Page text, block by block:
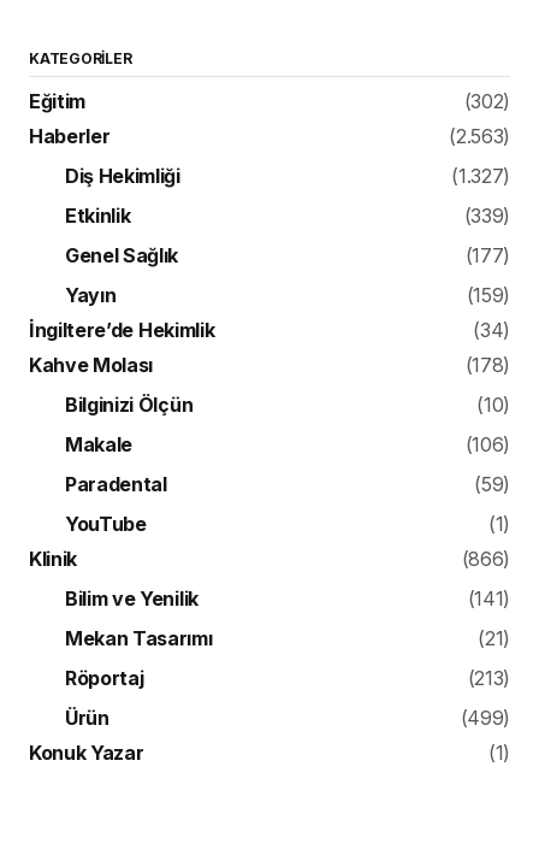
KATEGORILER
Eğitim
(302)
Haberler
(2.563)
Diş Hekimliği
(1.327)
Etkinlik
(339)
Genel Sağlık
(177)
Yayın
(159)
İngiltere’de Hekimlik
(34)
Kahve Molası
(178)
Bilginizi Ölçün
(10)
Makale
(106)
Paradental
(59)
YouTube
(1)
Klinik
(866)
Bilim ve Yenilik
(141)
Mekan Tasarımı
(21)
Röportaj
(213)
Ürün
(499)
Konuk Yazar
(1)